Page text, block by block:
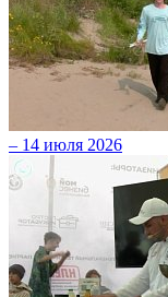
– 14 июля 2026